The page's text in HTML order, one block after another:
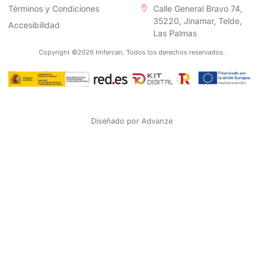
Términos y Condiciones
Accesibilidad
Calle General Bravo 74,
35220, Jinamar, Telde,
Las Palmas
Copyright ©2026 Imfercan. Todos los derechos reservados.
Diseñado por Advanze